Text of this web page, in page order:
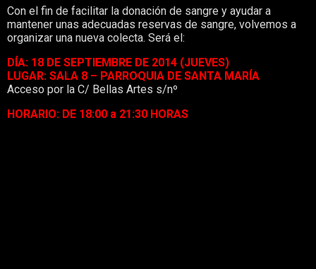
Con el fin de facilitar la donación de sangre y ayudar a
mantener unas adecuadas reservas de sangre, volvemos a
organizar una nueva colecta. Será el:
DÍA: 18 DE SEPTIEMBRE DE 2014 (JUEVES)
LUGAR: SALA 8 – PARROQUIA DE SANTA MARÍA
Acceso por la C/ Bellas Artes s/nº
HORARIO: DE 18:00 a 21:30 HORAS